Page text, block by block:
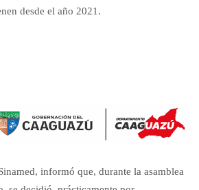
desde el año 2021.
informó que, durante la asamblea